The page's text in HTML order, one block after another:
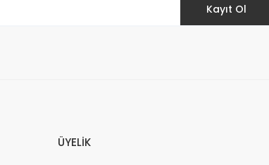
Kayıt Ol
ÜYELİK